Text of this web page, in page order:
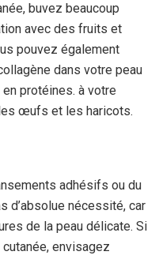
buvez beaucoup
avec des fruits et
pouvez également
dans votre peau
protéines. à votre
œufs et les haricots.
adhésifs ou du
d’absolue nécessité, car
de la peau délicate. Si
envisagez